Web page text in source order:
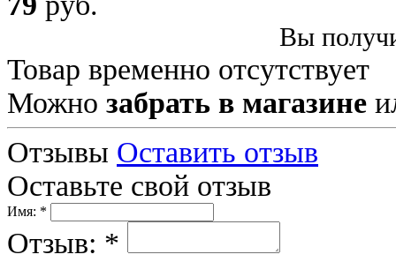
Вы
Товар временно отсутствует
Можно забрать в магазине
Отзывы Оставить отзыв
Оставьте свой отзыв
Имя: *
Отзыв: *